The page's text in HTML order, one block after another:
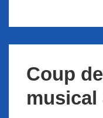
Coup
musical